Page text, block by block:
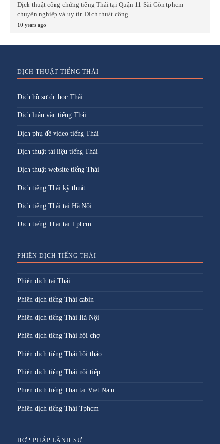
Dịch thuật công chứng tiếng Thái tại Quận 11 Sài Gòn tphcm
chuyên nghiệp và uy tín Dịch thuật công…
10 years ago
DỊCH THUẬT TIẾNG THÁI
Dịch hồ sơ du học Thái
Dịch luận văn tiếng Thái
Dịch phụ đề video tiếng Thái
Dịch thuật tài liệu tiếng Thái
Dịch thuật website tiếng Thái
Dịch tiếng Thái kỹ thuật
Dịch tiếng Thái tại Hà Nội
Dịch tiếng Thái tại Tphcm
PHIÊN DỊCH TIẾNG THÁI
Phiên dịch tại Thái
Phiên dịch tiếng Thái cabin
Phiên dịch tiếng Thái Hà Nội
Phiên dịch tiếng Thái hội chợ
Phiên dịch tiếng Thái hội thảo
Phiên dịch tiếng Thái nối tiếp
Phiên dich tiếng Thái tại Việt Nam
Phiên dịch tiếng Thái Tphcm
HỢP PHÁP LÃNH SỰ